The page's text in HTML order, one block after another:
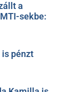
a
sekbe:
is pénzt